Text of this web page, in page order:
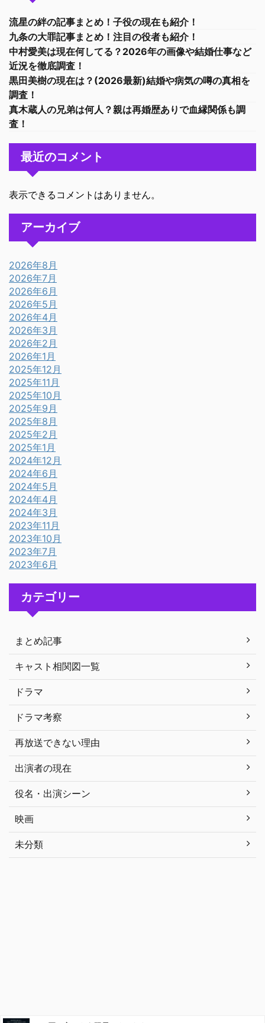
流星の絆の記事まとめ！子役の現在も紹介！
九条の大罪記事まとめ！注目の役者も紹介！
中村愛美は現在何してる？2026年の画像や結婚仕事など
近況を徹底調査！
黒田美樹の現在は？(2026最新)結婚や病気の噂の真相を
調査！
真木蔵人の兄弟は何人？親は再婚歴ありで血縁関係も調
査！
最近のコメント
表示できるコメントはありません。
アーカイブ
2026年8月
2026年7月
2026年6月
2026年5月
2026年4月
2026年3月
2026年2月
2026年1月
2025年12月
2025年11月
2025年10月
2025年9月
2025年8月
2025年2月
2025年1月
2024年12月
2024年6月
2024年5月
2024年4月
2024年3月
2023年11月
2023年10月
2023年7月
2023年6月
カテゴリー
まとめ記事
キャスト相関図一覧
ドラマ
ドラマ考察
再放送できない理由
出演者の現在
役名・出演シーン
映画
未分類